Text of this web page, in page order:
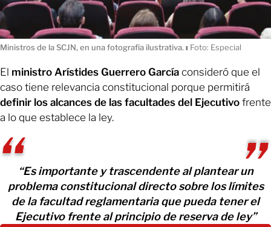
Ministros de la SCJN, en una fotografía ilustrativa. ı Foto: Especial
El ministro Arístides Guerrero García consideró que el
caso tiene relevancia constitucional porque permitirá
definir los alcances de las facultades del Ejecutivo frente
a lo que establece la ley.
“Es importante y trascendente al plantear un
problema constitucional directo sobre los límites
de la facultad reglamentaria que pueda tener el
Ejecutivo frente al principio de reserva de ley”